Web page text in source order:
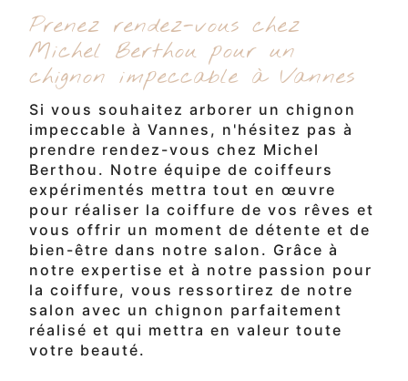
Prenez rendez-vous chez
Michel Berthou pour un
chignon impeccable à Vannes
Si vous souhaitez arborer un chignon
impeccable à Vannes, n'hésitez pas à
prendre rendez-vous chez Michel
Berthou. Notre équipe de coiffeurs
expérimentés mettra tout en œuvre
pour réaliser la coiffure de vos rêves et
vous offrir un moment de détente et de
bien-être dans notre salon. Grâce à
notre expertise et à notre passion pour
la coiffure, vous ressortirez de notre
salon avec un chignon parfaitement
réalisé et qui mettra en valeur toute
votre beauté.